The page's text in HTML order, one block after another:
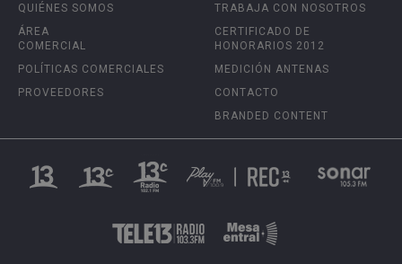
QUIÉNES SOMOS
ÁREA
COMERCIAL
POLÍTICAS COMERCIALES
PROVEEDORES
TRABAJA CON NOSOTROS
CERTIFICADO DE
HONORARIOS 2012
MEDICIÓN ANTENAS
CONTACTO
BRANDED CONTENT